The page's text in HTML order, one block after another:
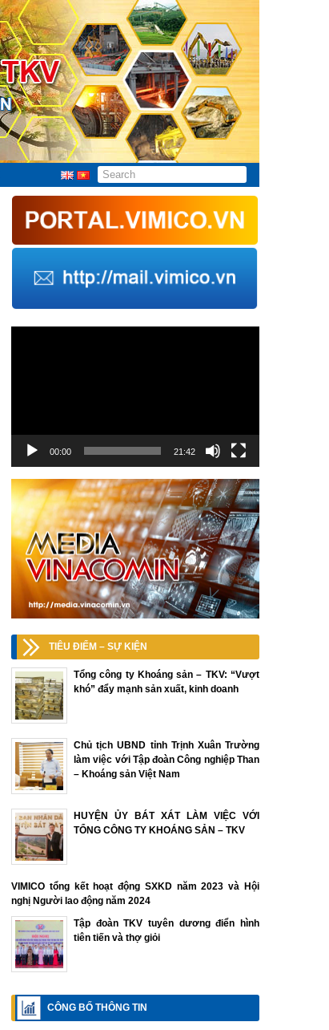
00:00 21:42
TIÊU ĐIỂM – SỰ KIỆN
Tổng công ty Khoáng sản – TKV: “Vượt
khó” đẩy mạnh sản xuất, kinh doanh
Chủ tịch UBND tỉnh Trịnh Xuân Trường
làm việc với Tập đoàn Công nghiệp Than
– Khoáng sản Việt Nam
HUYỆN ỦY BÁT XÁT LÀM VIỆC VỚI
TỔNG CÔNG TY KHOÁNG SẢN – TKV
VIMICO tổng kết hoạt động SXKD năm 2023 và Hội
nghị Người lao động năm 2024
Tập đoàn TKV tuyên dương điển hình
tiên tiến và thợ giỏi
CÔNG BỐ THÔNG TIN